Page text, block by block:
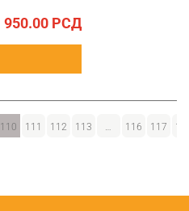
950.00 РСД
110 111 112 113 116 117